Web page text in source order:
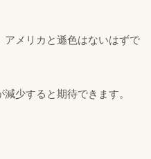
メリカと遜色はないはずで
少すると期待できます。